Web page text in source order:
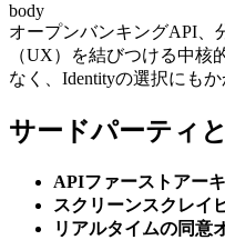
body
オープンバンキングAPI、
（UX）を結びつける中
なく、Identityの選択にも
サードパーティ
APIファーストアー
スクリーンスクレイ
リアルタイムの同意